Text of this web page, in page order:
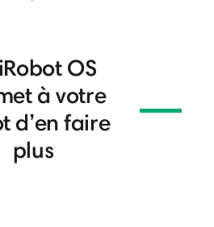
iRobot OS
à votre
d’en faire
plus